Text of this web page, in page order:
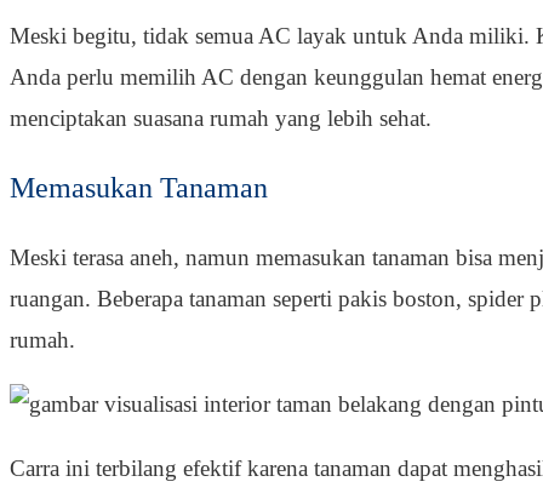
Meski begitu, tidak semua AC layak untuk Anda miliki.
Anda perlu memilih AC dengan keunggulan hemat
menciptakan suasana rumah yang lebih sehat.
Memasukan Tanaman
Meski terasa aneh, namun memasukan tanaman bisa
ruangan. Beberapa tanaman seperti pakis boston,
rumah.
Carra ini terbilang efektif karena tanaman dapat